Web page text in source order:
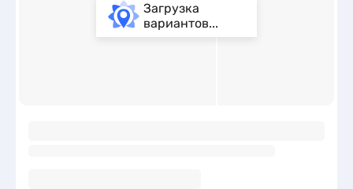
Загрузка
вариантов...